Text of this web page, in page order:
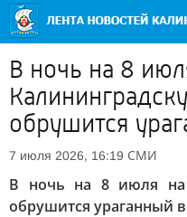
В ночь на 8
обрушится
7 июля 2026, 16:19 СМИ
В ночь на 8 июля на
обрушится ураганный